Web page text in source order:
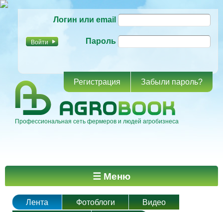
основному
Логин или email
Пароль
Регистрация Забыли пароль?
Профессиональная сеть фермеров и людей агробизнеса
Главное меню ☰ Меню
Лента Фотоблоги
Видео